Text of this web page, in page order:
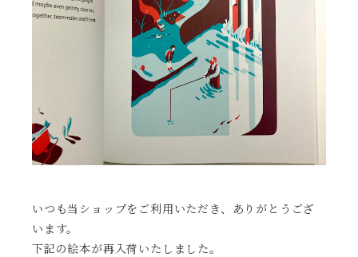
いつも当ショップをご利用いただき、ありがとうござ
います。
下記の絵本が再入荷いたしました。